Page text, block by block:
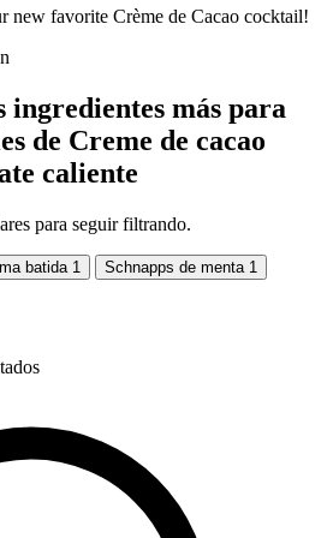
new favorite Crème de Cacao cocktail!
ingredientes más para
de Creme de cacao
caliente
para seguir filtrando.
batida 1 Schnapps de menta 1